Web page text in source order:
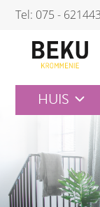
Skip
content
Tel: 075 -
HUIS